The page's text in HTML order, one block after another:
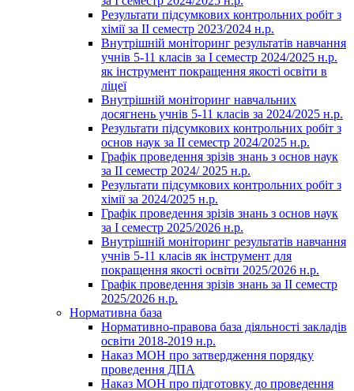
Результати підсумкових контрольних робіт з
хімії за ІІ семестр 2023/2024 н.р.
Внутрішній моніторинг результатів навчання
учнів 5-11 класів за І семестр 2024/2025 н.р.
як інструмент покращення якості освіти в
ліцеї
Внутрішній моніторинг навчальних
досягнень учнів 5-11 класів за 2024/2025 н.р.
Результати підсумкових контрольних робіт з
основ наук за ІІ семестр 2024/2025 н.р.
Графік проведення зрізів знань з основ наук
за ІІ семестр 2024/ 2025 н.р.
Результати підсумкових контрольних робіт з
хімії за 2024/2025 н.р.
Графік проведення зрізів знань з основ наук
за І семестр 2025/2026 н.р.
Внутрішній моніторинг результатів навчання
учнів 5-11 класів як інструмент для
покращення якості освіти 2025/2026 н.р.
Графік проведення зрізів знань за ІІ семестр
2025/2026 н.р.
Нормативна база
Нормативно-правова база діяльності закладів
освіти 2018-2019 н.р.
Наказ МОН про затвердження порядку
проведення ДПА
Наказ МОН про підготовку до проведення